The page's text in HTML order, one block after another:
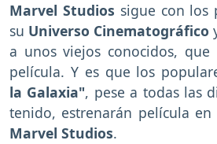
Marvel Studios sigue con los
su Universo Cinematográfico
a unos viejos conocidos, que
película. Y es que los
la Galaxia", pese a todas las
tenido, estrenarán película en
Marvel Studios.